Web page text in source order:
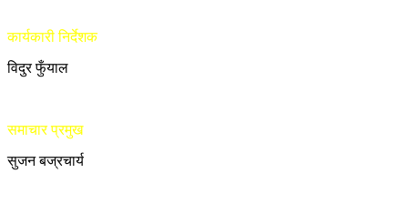
कार्यकारी निर्देशक
विदुर फुँयाल
समाचार प्रमुख
सुजन बज्रचार्य